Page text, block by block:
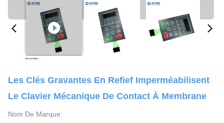
Les Clés Gravantes En Refief Imperméabilisent
Le Clavier Mécanique De Contact À Membrane
Nom De Marque: